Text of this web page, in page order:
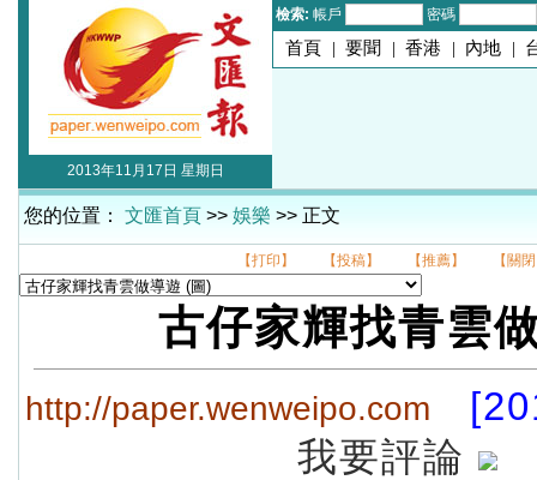
檢索: 帳戶 密碼
首頁 | 要聞 | 香港 | 內地 |
2013年11月17日 星期日
您的位置： 文匯首頁 >> 娛樂 >> 正文
【打印】 【投稿】 【推薦】 【關
古仔家輝找青雲
http://paper.wenweipo.com
我要評論